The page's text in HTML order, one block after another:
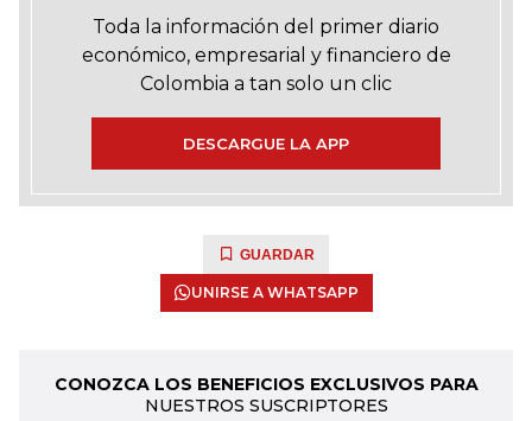
Toda la información del primer diario
económico, empresarial y financiero de
Colombia a tan solo un clic
DESCARGUE LA APP
GUARDAR
UNIRSE A WHATSAPP
CONOZCA LOS BENEFICIOS EXCLUSIVOS PARA
NUESTROS SUSCRIPTORES